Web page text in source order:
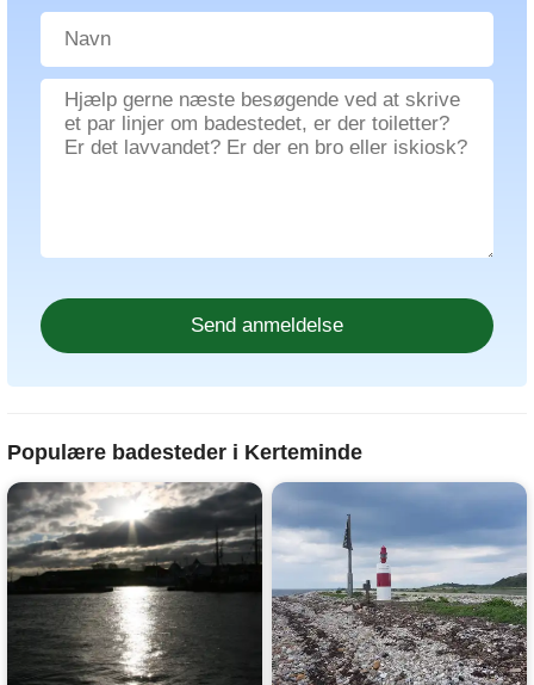
Populære badesteder i Kerteminde